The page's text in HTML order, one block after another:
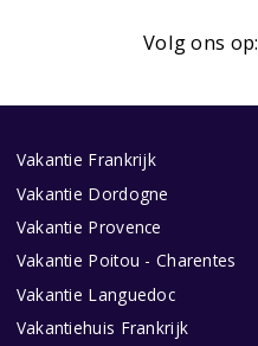
Volg ons op:
Vakantie Frankrijk
Vakantie Dordogne
Vakantie Provence
Vakantie Poitou - Charentes
Vakantie Languedoc
Vakantiehuis Frankrijk